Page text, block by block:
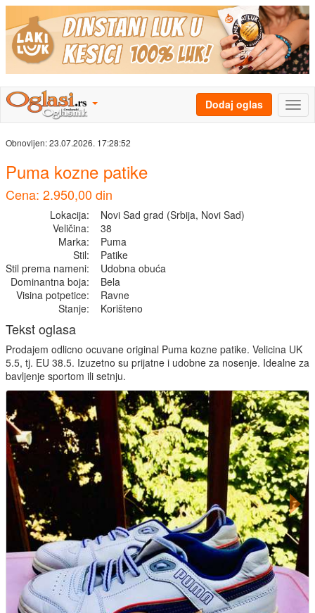
Dodaj oglas
Obnovljen:23.07.2026. 17:28:52
Puma kozne patike
Cena: 2.950,00 din
Lokacija:
Novi Sad grad (Srbija, Novi Sad)
Veličina:
38
Marka:
Puma
Stil:
Patike
Stil prema nameni:
Udobna obuća
Dominantna boja:
Bela
Visina potpetice:
Ravne
Stanje:
Korišteno
Tekst oglasa
Prodajem odlicno ocuvane original Puma kozne patike. Velicina UK
5.5, tj. EU 38.5. Izuzetno su prijatne i udobne za nosenje. Idealne za
bavljenje sportom ili setnju.